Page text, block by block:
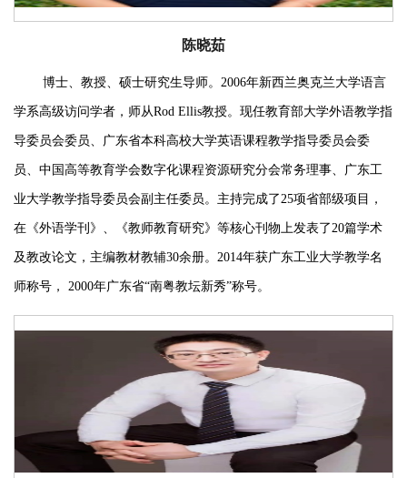
陈晓茹
博士、教授、硕士研究生导师。 2006年新西兰奥克兰大学语言
学系高级访问学者，师从Rod Ellis教授。现任教育部大学外语教学指
导委员会委员、广东省本科高校大学英语课程教学指导委员会委
员、中国高等教育学会数字化课程资源研究分会常务理事、广东工
业大学教学指导委员会副主任委员。 主持完成了25项省部级项目，
在《外语学刊》、《教师教育研究》等核心刊物上发表了20篇学术
及教改论文，主编教材教辅30余册。2014年获广东工业大学教学名
师称号， 2000年广东省“南粤教坛新秀”称号。